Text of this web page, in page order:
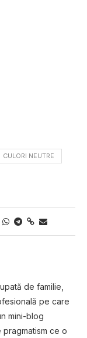
CULORI NEUTRE
de familie,
pe care
mini-blog
ce o